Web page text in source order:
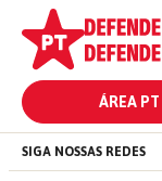
ÁREA PT
SIGA NOSSAS REDES